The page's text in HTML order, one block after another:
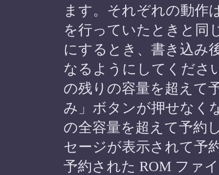
ます。それぞれの動作
を行っていたときと同
にするとき、書き込み
なるようにしてくださ
の残りの容量を超えて
み」ボタンが押せなく
の全容量を超えて予約
セージが表示されて予
予約された ROM ファ